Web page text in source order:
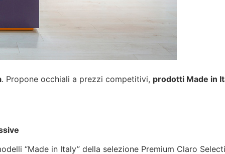
. Propone occhiali a prezzi competitivi, prodotti Made in
“Made in Italy” della selezione Premium Claro